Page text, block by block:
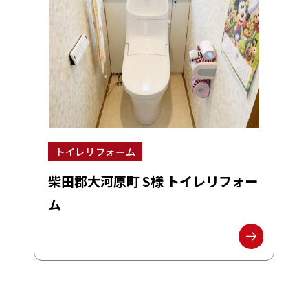
トイレリフォーム
柴田郡大河原町 S様 トイレリフォー
ム